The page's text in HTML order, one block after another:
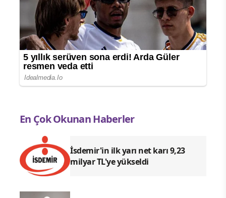
En Çok Okunan Haberler
İsdemir'in ilk yarı net karı 9,23
milyar TL'ye yükseldi